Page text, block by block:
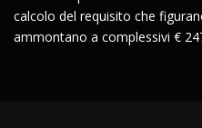
calcolo del requisito che
ammontano a complessivi €